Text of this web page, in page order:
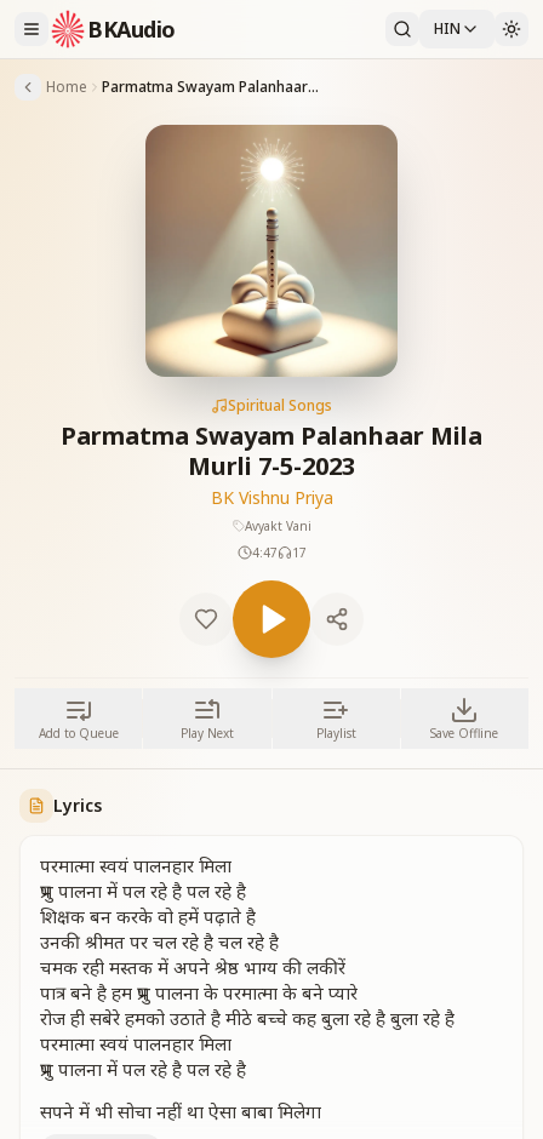
BKAudio HIN
Home Parmatma Swayam Palanhaar Mila Murli 7-5-2023
Spiritual Songs
Parmatma Swayam Palanhaar Mila
Murli 7-5-2023
BK Vishnu Priya
Avyakt Vani
4:47
17
Add to Queue Play Next Playlist Save Offline
Lyrics
परमात्मा स्वयं पालनहार मिला
प्रभु पालना में पल रहे है पल रहे है
शिक्षक बन करके वो हमें पढ़ाते है
उनकी श्रीमत पर चल रहे है चल रहे है
चमक रही मस्तक में अपने श्रेष्ठ भाग्य की लकीरें
पात्र बने है हम प्रभु पालना के परमात्मा के बने प्यारे
रोज ही सबेरे हमको उठाते है मीठे बच्चे कह बुला रहे है बुला रहे है
परमात्मा स्वयं पालनहार मिला
प्रभु पालना में पल रहे है पल रहे है
सपने में भी सोचा नहीं था ऐसा बाबा मिलेगा